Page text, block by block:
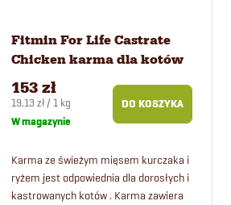
Fitmin For Life Castrate
Chicken karma dla kotów
8 kg
153 zł
Cena
jednostkowa:
19,13 zł / 1 kg
W magazynie
DO KOSZYKA
Karma ze świeżym mięsem kurczaka i
ryżem jest odpowiednia dla dorosłych i
kastrowanych kotów . Karma zawiera